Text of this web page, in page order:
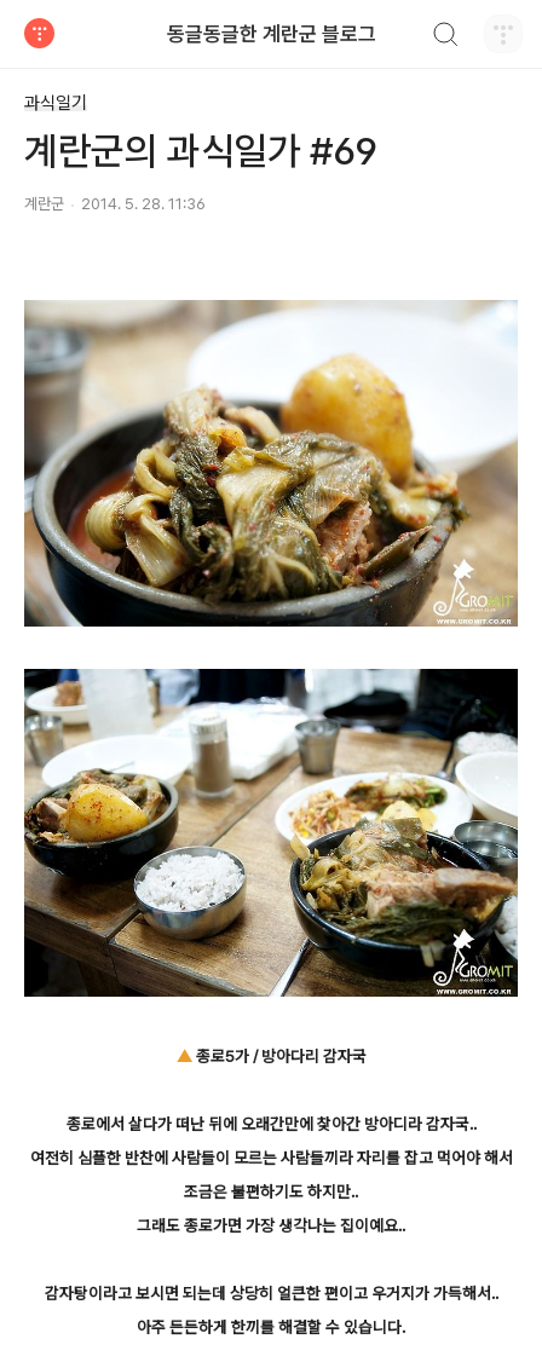
동글동글한 계란군 블로그
과식일기
계란군의 과식일가 #69
계란군 2014. 5. 28. 11:36
▲종로5가 / 방아다리 감자국
종로에서 살다가 떠난 뒤에 오래간만에 찾아간 방아디라 감자국..
여전히 심플한 반찬에 사람들이 모르는 사람들끼라 자리를 잡고 먹어야 해서
조금은 불편하기도 하지만..
그래도 종로가면 가장 생각나는 집이예요..
감자탕이라고 보시면 되는데 상당히 얼큰한 편이고 우거지가 가득해서..
아주 든든하게 한끼를 해결할 수 있습니다.